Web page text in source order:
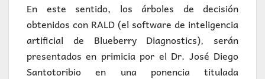
En este sentido, los árboles de decisión
obtenidos con RALD (el software de inteligencia
artificial de Blueberry Diagnostics), serán
presentados en primicia por el Dr. José Diego
Santotoribio en una ponencia titulada